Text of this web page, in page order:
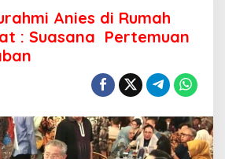
Anies di Rumah
: Suasana Pertemuan